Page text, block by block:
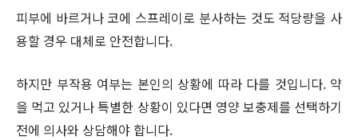
피부에 바르거나 코에 스프레이로 분사하는 것도 적당량을 사
용할 경우 대체로 안전합니다.
하지만 부작용 여부는 본인의 상황에 따라 다를 것입니다. 약
을 먹고 있거나 특별한 상황이 있다면 영양 보충제를 선택하기
전에 의사와 상담해야 합니다.